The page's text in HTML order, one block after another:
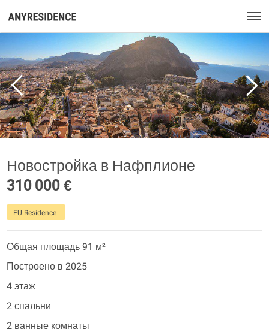
Новостройка в Нафплионе
310 000 €
EU Residence
Общая площадь 91 м²
Построено в 2025
4 этаж
2 спальни
2 ванные комнаты